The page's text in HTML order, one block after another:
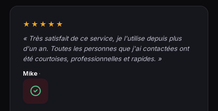
★★★★★
« Très satisfait de ce service, je l'utilise depuis plus
d'un an. Toutes les personnes que j'ai contactées ont
été courtoises, professionnelles et rapides. »
Mike ·